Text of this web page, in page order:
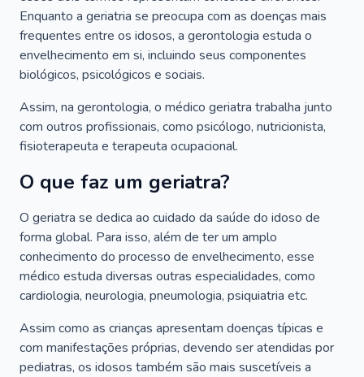
Enquanto a geriatria se preocupa com as doenças mais
frequentes entre os idosos, a gerontologia estuda o
envelhecimento em si, incluindo seus componentes
biológicos, psicológicos e sociais.
Assim, na gerontologia, o médico geriatra trabalha junto
com outros profissionais, como psicólogo, nutricionista,
fisioterapeuta e terapeuta ocupacional.
O que faz um geriatra?
O geriatra se dedica ao cuidado da saúde do idoso de
forma global. Para isso, além de ter um amplo
conhecimento do processo de envelhecimento, esse
médico estuda diversas outras especialidades, como
cardiologia, neurologia, pneumologia, psiquiatria etc.
Assim como as crianças apresentam doenças típicas e
com manifestações próprias, devendo ser atendidas por
pediatras, os idosos também são mais suscetíveis a